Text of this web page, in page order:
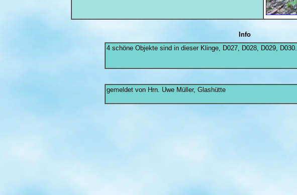
Info
4 schöne Objekte sind in dieser Klinge, D027, D028, D029, D030.
gemeldet von Hrn. Uwe Müller, Glashütte